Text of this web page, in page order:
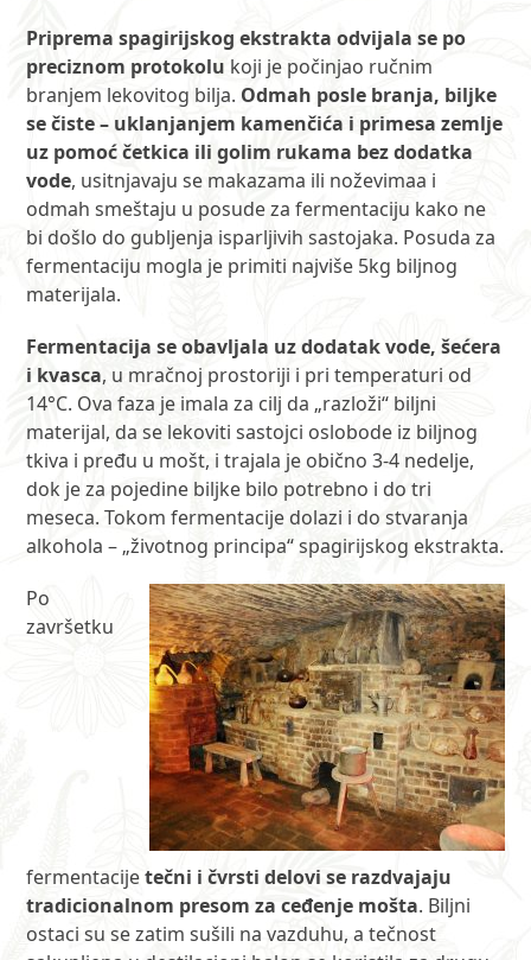
Priprema spagirijskog ekstrakta odvijala se po
preciznom protokolu koji je počinjao ručnim
branjem lekovitog bilja. Odmah posle branja, biljke
se čiste – uklanjanjem kamenčića i primesa zemlje
uz pomoć četkica ili golim rukama bez dodatka
vode, usitnjavaju se makazama ili noževimaa i
odmah smeštaju u posude za fermentaciju kako ne
bi došlo do gubljenja isparljivih sastojaka. Posuda za
fermentaciju mogla je primiti najviše 5kg biljnog
materijala.
Fermentacija se obavljala uz dodatak vode, šećera
i kvasca, u mračnoj prostoriji i pri temperaturi od
14°C. Ova faza je imala za cilj da „razloži“ biljni
materijal, da se lekoviti sastojci oslobode iz biljnog
tkiva i pređu u mošt, i trajala je obično 3-4 nedelje,
dok je za pojedine biljke bilo potrebno i do tri
meseca. Tokom fermentacije dolazi i do stvaranja
alkohola – „životnog principa“ spagirijskog ekstrakta.
Po
završetku
fermentacijetečni i čvrsti delovi se razdvajaju
tradicionalnom presom za ceđenje mošta. Biljni
ostaci su se zatim sušili na vazduhu, a tečnost